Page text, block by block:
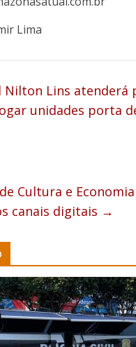
Lima
Nilton Lins atenderá
unidades porta
Cultura e
canais digitais →